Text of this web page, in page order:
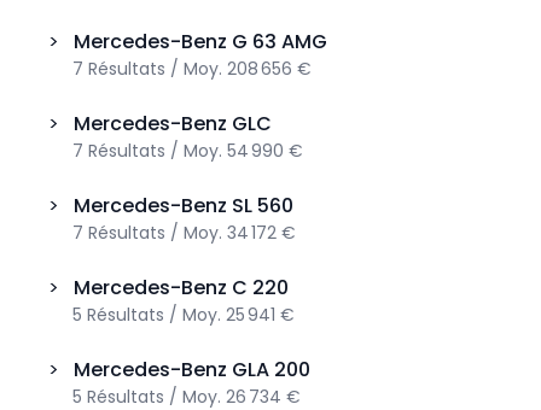
> Mercedes-Benz G 63 AMG
7 Résultats / Moy. 208 656 €
> Mercedes-Benz GLC
7 Résultats / Moy. 54 990 €
> Mercedes-Benz SL 560
7 Résultats / Moy. 34 172 €
> Mercedes-Benz C 220
5 Résultats / Moy. 25 941 €
> Mercedes-Benz GLA 200
5 Résultats / Moy. 26 734 €